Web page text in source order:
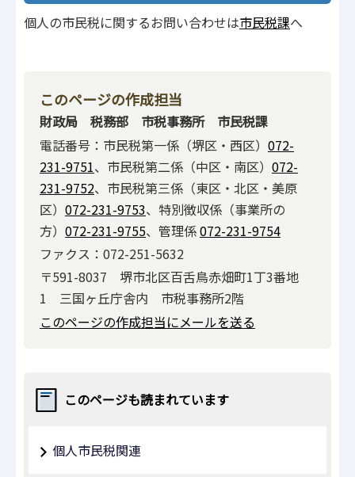
個人の市民税に関するお問い合わせは市民税課へ
このページの作成担当
財政局 税務部 市税事務所 市民税課
電話番号：市民税第一係（堺区・西区） 072-
231-9751、市民税第二係（中区・南区） 072-
231-9752、市民税第三係（東区・北区・美原
区） 072-231-9753、特別徴収係（事業所の
方） 072-231-9755、管理係072-231-9754
ファクス：072-251-5632
〒591-8037 堺市北区百舌鳥赤畑町1丁3番地
1 三国ヶ丘庁舎内 市税事務所2階
このページの作成担当にメールを送る
このページも読まれています
個人市民税関連